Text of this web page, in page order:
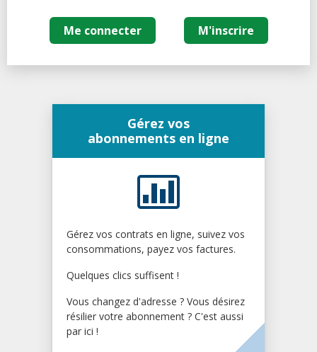
Me connecter M'inscrire
Gérez vos
abonnements en ligne
Gérez vos contrats en ligne, suivez vos
consommations, payez vos factures.
Quelques clics suffisent !
Vous changez d'adresse ? Vous désirez
résilier votre abonnement ? C'est aussi
par ici !